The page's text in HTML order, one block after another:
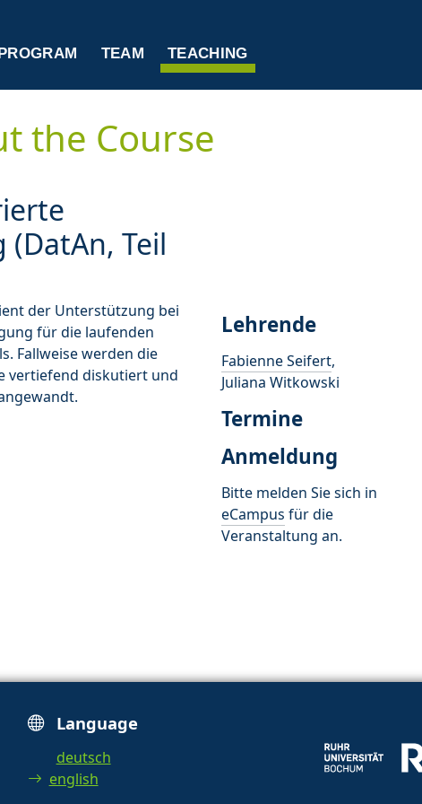
TEAM TEACHING
the Course
Teil
der Unterstützung bei
für die laufenden
Fallweise werden die
vertiefend diskutiert und
Lehrende
Fabienne Seifert,
Juliana Witkowski
Termine
Anmeldung
Bitte melden Sie sich in
eCampus für die
Veranstaltung an.
Language
deutsch
english